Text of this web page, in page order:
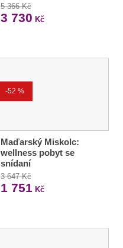
5 366 Kč
3 730 Kč
-52 %
Maďarský Miskolc:
wellness pobyt se
snídaní
3 647 Kč
1 751 Kč